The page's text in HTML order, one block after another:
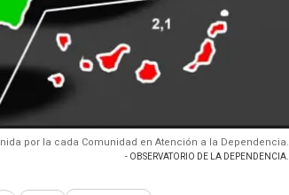
por la cada Comunidad en Atención a la Dependencia.
- OBSERVATORIO DE LA DEPENDENCIA.